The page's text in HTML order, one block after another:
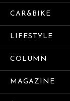
CAR&BIKE
LIFESTYLE
COLUMN
MAGAZINE